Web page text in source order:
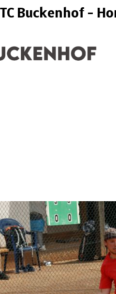
Buckenhof -